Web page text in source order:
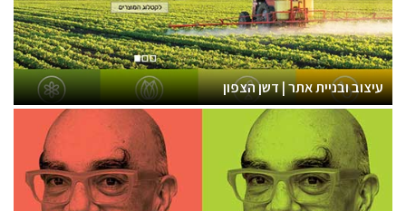
עיצוב ובניית אתר | דשן הצפון